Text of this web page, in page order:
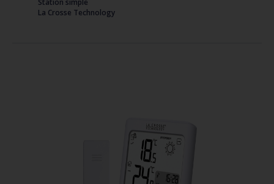
Station simple
La Crosse Technology